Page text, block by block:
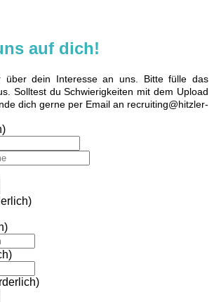
auf dich!
über dein Interesse an uns. Bitte fülle das
Solltest du Schwierigkeiten mit dem Upload
dich gerne per Email an recruiting@hitzler-